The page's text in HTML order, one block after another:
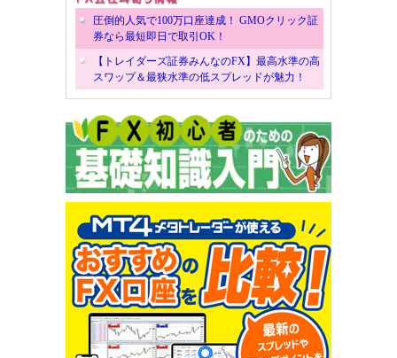
圧倒的人気で100万口座達成！ GMOクリック証
券なら最短即日で取引OK！
【トレイダーズ証券みんなのFX】最高水準の高
スワップ＆最狭水準の低スプレッドが魅力！